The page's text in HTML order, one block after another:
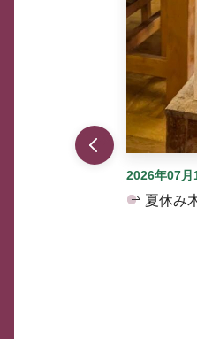
2026年07月
夏休み